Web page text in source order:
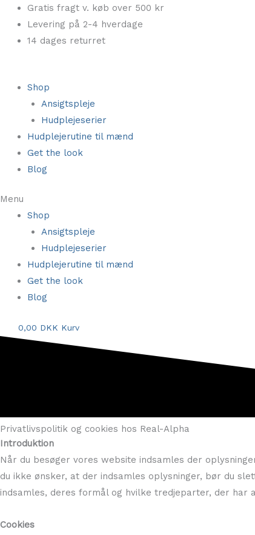
indholdet
Gratis fragt v. køb over 500 kr
Levering på 2-4 hverdage
14 dages returret
Shop
Ansigtspleje
Hudplejeserier
Hudplejerutine til mænd
Get the look
Blog
Menu
Shop
Ansigtspleje
Hudplejeserier
Hudplejerutine til mænd
Get the look
Blog
0,00 DKK Kurv
Privatlivspolitik og cookies hos Real-Alpha
Introduktion
Når du besøger vores website indsamles der
du ikke ønsker, at der indsamles oplysninger, bør du
indsamles, deres formål og hvilke tredjeparter, der har
Cookies